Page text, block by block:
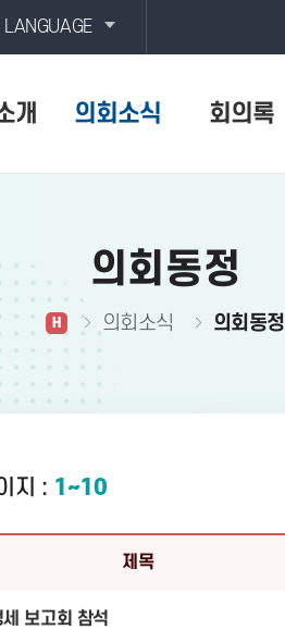
LANGUAGE
개 의회소식 회의록
의회동정
H 의회소식 의회동정
지 : 1~10
제목
보고회 참석